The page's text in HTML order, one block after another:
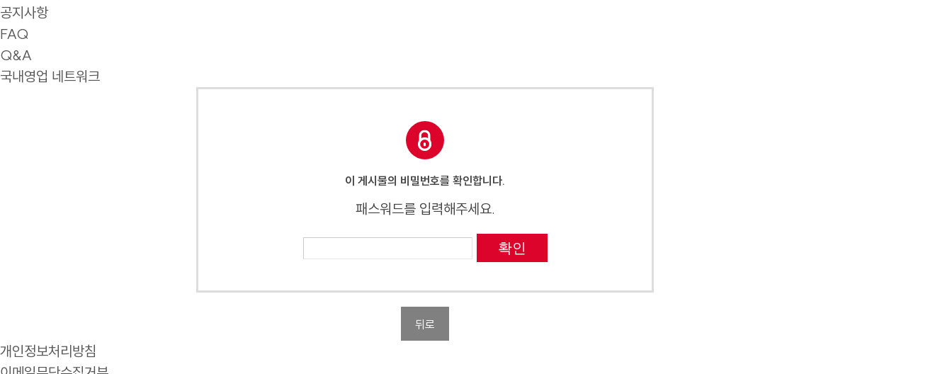
공지사항
FAQ
Q&A
국내영업 네트워크
이 게시물의 비밀번호를 확인합니다.
패스워드를 입력해주세요.
확인
뒤로
개인정보처리방침